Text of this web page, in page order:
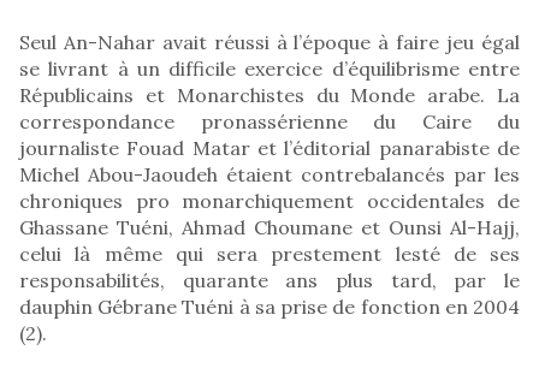
Seul An-Nahar avait réussi à l’époque à faire jeu égal
se livrant à un difficile exercice d’équilibrisme entre
Républicains et Monarchistes du Monde arabe. La
correspondance pronassérienne du Caire du
journaliste Fouad Matar et l’éditorial panarabiste de
Michel Abou-Jaoudeh étaient contrebalancés par les
chroniques pro monarchiquement occidentales de
Ghassane Tuéni, Ahmad Choumane et Ounsi Al-Hajj,
celui là même qui sera prestement lesté de ses
responsabilités, quarante ans plus tard, par le
dauphin Gébrane Tuéni à sa prise de fonction en 2004
(2).